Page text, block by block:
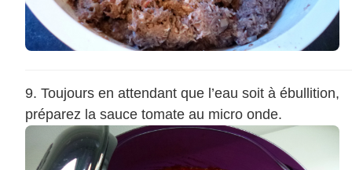
Toujours en attendant que l’eau soit à ébullition,
préparez la sauce tomate au micro onde.